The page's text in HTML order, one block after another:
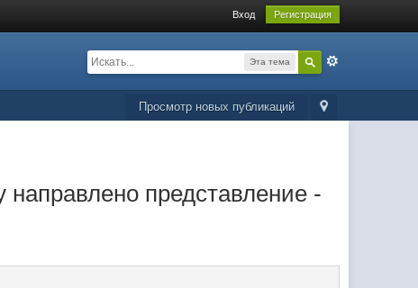
Вход Регистрация
Эта тема
Просмотр новых публикаций
направлено представление -